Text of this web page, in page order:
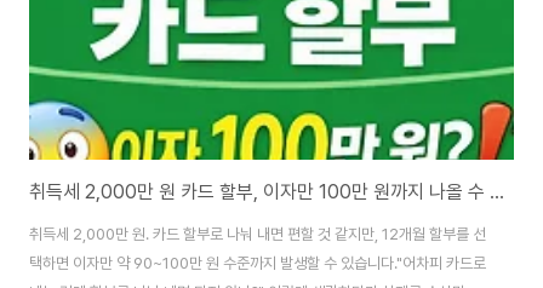
취득세 2,000만 원 카드 할부, 이자만 100만 원까지 나올 수 있습니다 (2026)
취득세 2,000만 원. 카드 할부로 나눠 내면 편할 것 같지만, 12개월 할부를 선
택하면 이자만 약 90~100만 원 수준까지 발생할 수 있습니다."어차피 카드로